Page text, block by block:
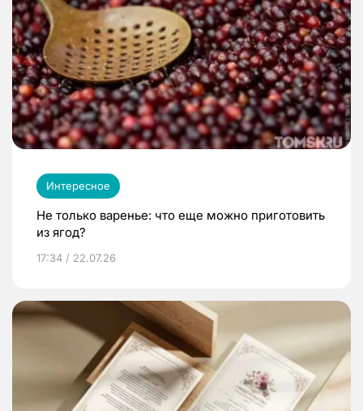
Интересное
Не только варенье: что еще можно приготовить
из ягод?
17:34 / 22.07.26